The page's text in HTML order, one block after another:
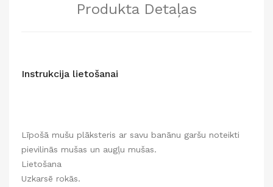
Produkta Detaļas
Instrukcija lietošanai
Līpošā mušu plāksteris ar savu banānu garšu noteikti
pievilinās mušas un augļu mušas.
Lietošana
Uzkarsē rokās.